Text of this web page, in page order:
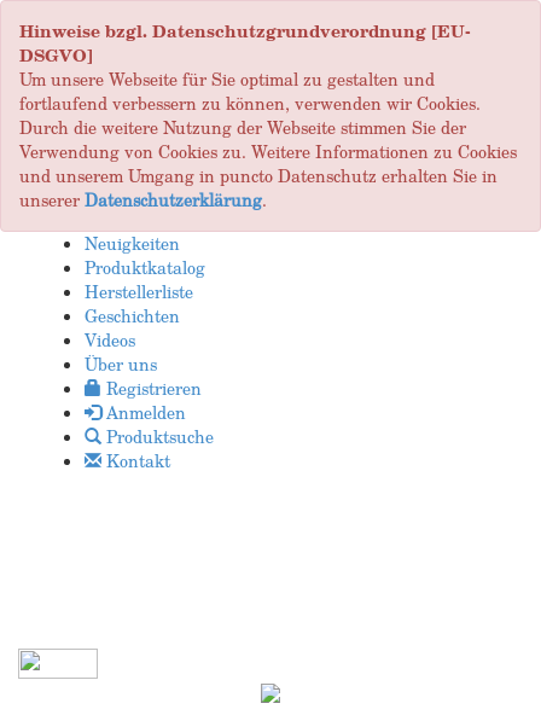
Hinweise bzgl. Datenschutzgrundverordnung [EU-
DSGVO]
Um unsere Webseite für Sie optimal zu gestalten und
fortlaufend verbessern zu können, verwenden wir Cookies.
Durch die weitere Nutzung der Webseite stimmen Sie der
Verwendung von Cookies zu. Weitere Informationen zu Cookies
und unserem Umgang in puncto Datenschutz erhalten Sie in
unsererDatenschutzerklärung.
Neuigkeiten
Produktkatalog
Herstellerliste
Geschichten
Videos
Über uns
Registrieren
Anmelden
Produktsuche
Kontakt